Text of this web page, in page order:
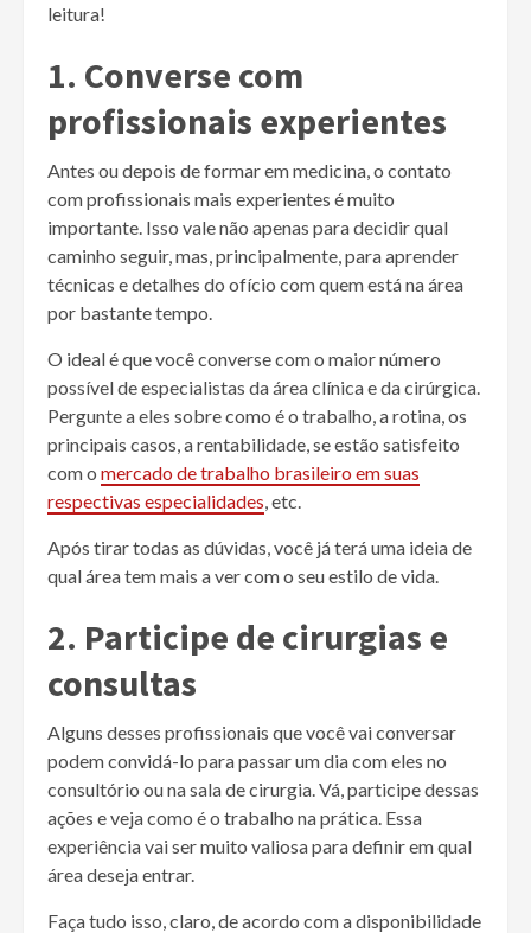
leitura!
1. Converse com
profissionais experientes
Antes ou depois de formar em medicina, o contato
com profissionais mais experientes é muito
importante. Isso vale não apenas para decidir qual
caminho seguir, mas, principalmente, para aprender
técnicas e detalhes do ofício com quem está na área
por bastante tempo.
O ideal é que você converse com o maior número
possível de especialistas da área clínica e da cirúrgica.
Pergunte a eles sobre como é o trabalho, a rotina, os
principais casos, a rentabilidade, se estão satisfeito
com o mercado de trabalho brasileiro em suas
respectivas especialidades , etc.
Após tirar todas as dúvidas, você já terá uma ideia de
qual área tem mais a ver com o seu estilo de vida.
2. Participe de cirurgias e
consultas
Alguns desses profissionais que você vai conversar
podem convidá-lo para passar um dia com eles no
consultório ou na sala de cirurgia. Vá, participe dessas
ações e veja como é o trabalho na prática. Essa
experiência vai ser muito valiosa para definir em qual
área deseja entrar.
Faça tudo isso, claro, de acordo com a disponibilidade